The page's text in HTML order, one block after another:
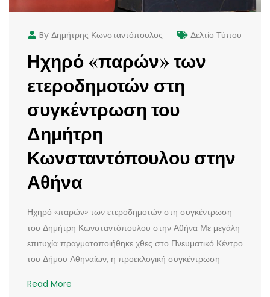
By Δημήτρης Κωνσταντόπουλος Δελτίο Τύπου
Ηχηρό «παρών» των
ετεροδημοτών στη
συγκέντρωση του
Δημήτρη
Κωνσταντόπουλου στην
Αθήνα
Ηχηρό «παρών» των ετεροδημοτών στη συγκέντρωση
του Δημήτρη Κωνσταντόπουλου στην Αθήνα Με μεγάλη
επιτυχία πραγματοποιήθηκε χθες στο Πνευματικό Κέντρο
του Δήμου Αθηναίων, η προεκλογική συγκέντρωση
Read More